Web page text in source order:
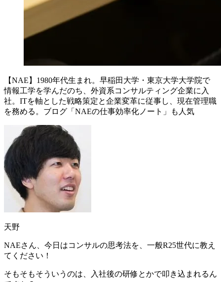
【NAE】1980年代生まれ。早稲田大学・東京大学大学院で
情報工学を学んだのち、外資系コンサルティング企業に入
社。ITを軸とした戦略策定と企業変革に従事し、現在管理職
を務める。ブログ「NAEの仕事効率化ノート」も人気
天野
NAEさん、今日はコンサルの思考法を、一般R25世代に教え
てください！
そもそもそういうのは、入社後の研修とかで叩き込まれるん